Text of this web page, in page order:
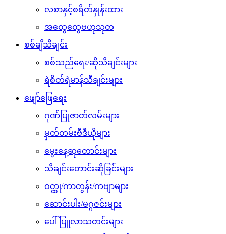
လစာနှင့်စရိတ်နှုန်းထား
အထွေထွေဗဟုသုတ
စစ်ချီသီချင်း
စစ်သည်ရေး/ဆိုသီချင်းများ
ရဲစိတ်ရဲမာန်သီချင်းများ
ဖျော်ဖြေရေး
ဂုဏ်ပြုဇာတ်လမ်းများ
မှတ်တမ်းဗီဒီယိုများ
မွေးနေ့ဆုတောင်းများ
သီချင်းတောင်းဆိုခြင်းများ
ဝတ္ထု/ကာတွန်း/ကဗျာများ
ဆောင်းပါး/မဂ္ဂဇင်းများ
ပေါ်ပြူလာသတင်းများ